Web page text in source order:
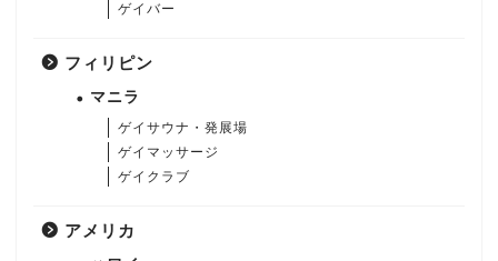
ゲイバー
フィリピン
マニラ
ゲイサウナ・発展場
ゲイマッサージ
ゲイクラブ
アメリカ